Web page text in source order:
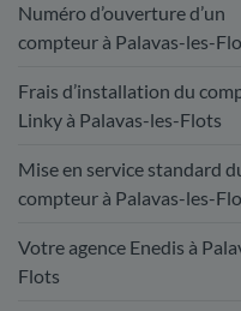
Numéro d’ouverture d’un
compteur à Palavas-les-
Frais d’installation du
Linky à Palavas-les-Flots
Mise en service standard
compteur à Palavas-les-
Votre agence Enedis à
Flots